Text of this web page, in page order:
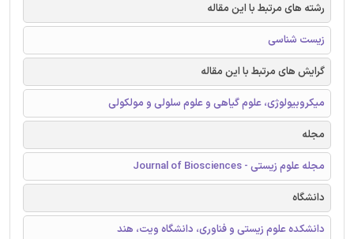
رشته های مرتبط با این مقاله
زیست شناسی
گرایش های مرتبط با این مقاله
میکروبیولوژی، علوم گیاهی و علوم سلولی و مولکولی
مجله
مجله علوم زیستی - Journal of Biosciences
دانشگاه
دانشکده علوم زیستی و فناوری، دانشگاه ویت، هند